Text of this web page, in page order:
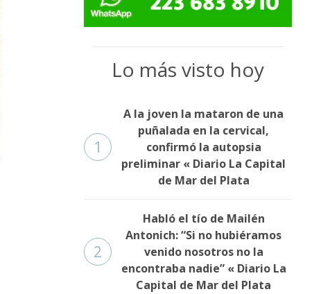
Lo más visto hoy
1
A la joven la mataron de una
puñalada en la cervical,
confirmó la autopsia
preliminar « Diario La Capital
de Mar del Plata
2
Habló el tío de Mailén
Antonich: “Si no hubiéramos
venido nosotros no la
encontraba nadie” « Diario La
Capital de Mar del Plata